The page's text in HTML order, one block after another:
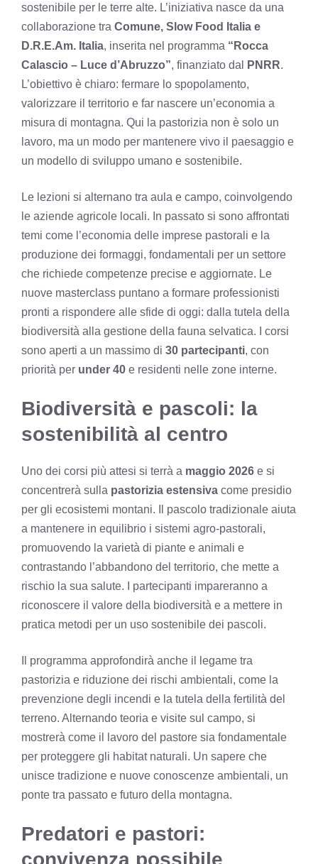
sostenibile per le terre alte. L’iniziativa nasce da una
collaborazione tra Comune, Slow Food Italia e
D.R.E.Am. Italia, inserita nel programma “Rocca
Calascio – Luce d’Abruzzo”, finanziato dal PNRR.
L’obiettivo è chiaro: fermare lo spopolamento,
valorizzare il territorio e far nascere un’economia a
misura di montagna. Qui la pastorizia non è solo un
lavoro, ma un modo per mantenere vivo il paesaggio e
un modello di sviluppo umano e sostenibile.
Le lezioni si alternano tra aula e campo, coinvolgendo
le aziende agricole locali. In passato si sono affrontati
temi come l’economia delle imprese pastorali e la
produzione dei formaggi, fondamentali per un settore
che richiede competenze precise e aggiornate. Le
nuove masterclass puntano a formare professionisti
pronti a rispondere alle sfide di oggi: dalla tutela della
biodiversità alla gestione della fauna selvatica. I corsi
sono aperti a un massimo di 30 partecipanti, con
priorità per under 40 e residenti nelle zone interne.
Biodiversità e pascoli: la
sostenibilità al centro
Uno dei corsi più attesi si terrà a maggio 2026 e si
concentrerà sulla pastorizia estensiva come presidio
per gli ecosistemi montani. Il pascolo tradizionale aiuta
a mantenere in equilibrio i sistemi agro-pastorali,
promuovendo la varietà di piante e animali e
contrastando l’abbandono del territorio, che mette a
rischio la sua salute. I partecipanti impareranno a
riconoscere il valore della biodiversità e a mettere in
pratica metodi per un uso sostenibile dei pascoli.
Il programma approfondirà anche il legame tra
pastorizia e riduzione dei rischi ambientali, come la
prevenzione degli incendi e la tutela della fertilità del
terreno. Alternando teoria e visite sul campo, si
mostrerà come il lavoro del pastore sia fondamentale
per proteggere gli habitat naturali. Un sapere che
unisce tradizione e nuove conoscenze ambientali, un
ponte tra passato e futuro della montagna.
Predatori e pastori:
convivenza possibile